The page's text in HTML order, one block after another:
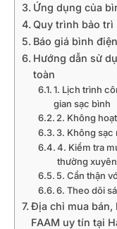
Ứng dụng của
Quy trình bảo trì
Báo giá bình
Hướng dẫn sử
toàn
1. Lịch trình
gian sạc bình
2. Không
3. Không sạc
4. Kiểm tra
thường xuyên
5. Cẩn thận
6. Theo dõi
Địa chỉ mua bán,
FAAM uy tín tại